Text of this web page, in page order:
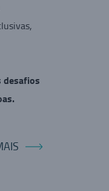
desafios